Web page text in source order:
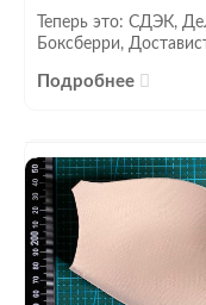
Теперь это: СДЭК,
Боксберри,
Подробнее